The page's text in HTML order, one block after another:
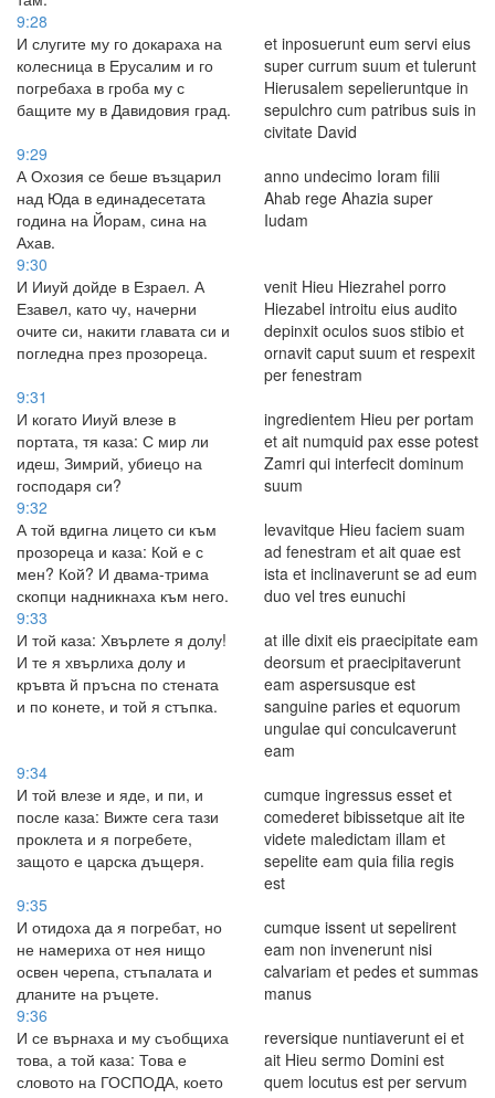
9:28
И слугите му го докараха на
колесница в Ерусалим и го
погребаха в гроба му с
бащите му в Давидовия град.
et inposuerunt eum servi eius
super currum suum et tulerunt
Hierusalem sepelieruntque in
sepulchro cum patribus suis in
civitate David
9:29
А Охозия се беше възцарил
над Юда в единадесетата
година на Йорам, сина на
Ахав.
anno undecimo Ioram filii
Ahab rege Ahazia super
Iudam
9:30
И Ииуй дойде в Езраел. А
Езавел, като чу, начерни
очите си, накити главата си и
погледна през прозореца.
venit Hieu Hiezrahel porro
Hiezabel introitu eius audito
depinxit oculos suos stibio et
ornavit caput suum et respexit
per fenestram
9:31
И когато Ииуй влезе в
портата, тя каза: С мир ли
идеш, Зимрий, убиецо на
господаря си?
ingredientem Hieu per portam
et ait numquid pax esse potest
Zamri qui interfecit dominum
suum
9:32
А той вдигна лицето си към
прозореца и каза: Кой е с
мен? Кой? И двама-трима
скопци надникнаха към него.
levavitque Hieu faciem suam
ad fenestram et ait quae est
ista et inclinaverunt se ad eum
duo vel tres eunuchi
9:33
И той каза: Хвърлете я долу!
И те я хвърлиха долу и
кръвта й пръсна по стената
и по конете, и той я стъпка.
at ille dixit eis praecipitate eam
deorsum et praecipitaverunt
eam aspersusque est
sanguine paries et equorum
ungulae qui conculcaverunt
eam
9:34
И той влезе и яде, и пи, и
после каза: Вижте сега тази
проклета и я погребете,
защото е царска дъщеря.
cumque ingressus esset et
comederet bibissetque ait ite
videte maledictam illam et
sepelite eam quia filia regis
est
9:35
И отидоха да я погребат, но
не намериха от нея нищо
освен черепа, стъпалата и
дланите на ръцете.
cumque issent ut sepelirent
eam non invenerunt nisi
calvariam et pedes et summas
manus
9:36
И се върнаха и му съобщиха
това, а той каза: Това е
словото на ГОСПОДА, което
reversique nuntiaverunt ei et
ait Hieu sermo Domini est
quem locutus est per servum